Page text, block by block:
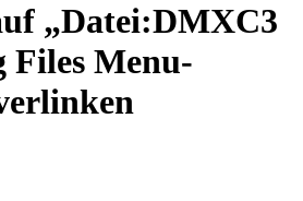
„Datei:DMXC3
Files Menu-